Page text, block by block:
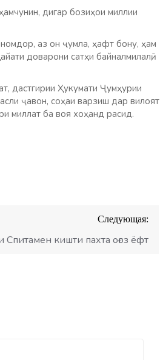
дигар бозиҳои миллии
аз он ҷумла, ҳафт бону, ҳам
доварони сатҳи байналмилалӣ,
дастгирии Ҳукумати Ҷумҳурии
ҷавон, соҳаи варзиш дар вилоят
миллат ба воя хоҳанд расид.
Следующая:
кишти пахта оғоз ёфт